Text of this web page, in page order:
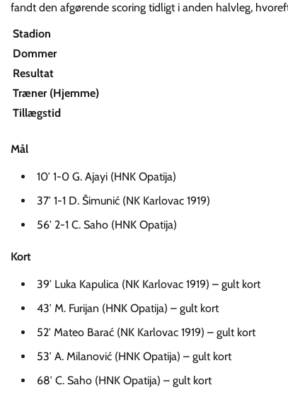
fandt den afgørende scoring tidligt i anden halvleg,
Stadion
Dommer
Resultat
Træner (Hjemme)
Tillægstid
Mål
10′ 1-0 G. Ajayi (HNK Opatija)
37′ 1-1 D. Šimunić (NK Karlovac 1919)
56′ 2-1 C. Saho (HNK Opatija)
Kort
39′ Luka Kapulica (NK Karlovac 1919) – gult kort
43′ M. Furijan (HNK Opatija) – gult kort
52′ Mateo Barać (NK Karlovac 1919) – gult kort
53′ A. Milanović (HNK Opatija) – gult kort
68′ C. Saho (HNK Opatija) – gult kort